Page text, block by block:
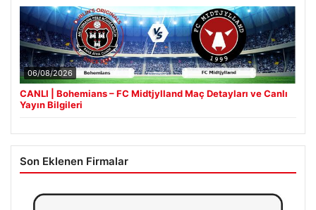
06/08/2026
CANLI | Bohemians – FC Midtjylland Maç Detayları ve Canlı
Yayın Bilgileri
Son Eklenen Firmalar